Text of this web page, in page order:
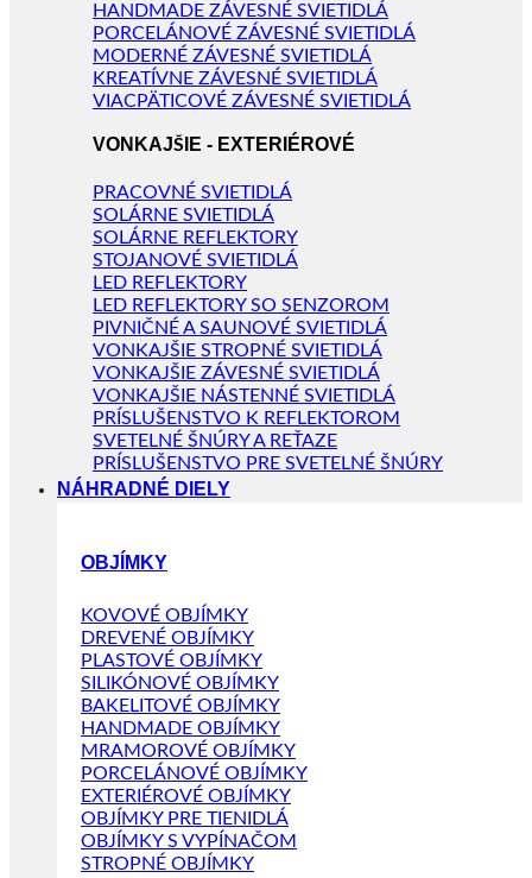
HANDMADE ZÁVESNÉ SVIETIDLÁ
PORCELÁNOVÉ ZÁVESNÉ SVIETIDLÁ
MODERNÉ ZÁVESNÉ SVIETIDLÁ
KREATÍVNE ZÁVESNÉ SVIETIDLÁ
VIACPÄTICOVÉ ZÁVESNÉ SVIETIDLÁ
VONKAJŠIE - EXTERIÉROVÉ
PRACOVNÉ SVIETIDLÁ
SOLÁRNE SVIETIDLÁ
SOLÁRNE REFLEKTORY
STOJANOVÉ SVIETIDLÁ
LED REFLEKTORY
LED REFLEKTORY SO SENZOROM
PIVNIČNÉ A SAUNOVÉ SVIETIDLÁ
VONKAJŠIE STROPNÉ SVIETIDLÁ
VONKAJŠIE ZÁVESNÉ SVIETIDLÁ
VONKAJŠIE NÁSTENNÉ SVIETIDLÁ
PRÍSLUŠENSTVO K REFLEKTOROM
SVETELNÉ ŠNÚRY A REŤAZE
PRÍSLUŠENSTVO PRE SVETELNÉ ŠNÚRY
NÁHRADNÉ DIELY
OBJÍMKY
KOVOVÉ OBJÍMKY
DREVENÉ OBJÍMKY
PLASTOVÉ OBJÍMKY
SILIKÓNOVÉ OBJÍMKY
BAKELITOVÉ OBJÍMKY
HANDMADE OBJÍMKY
MRAMOROVÉ OBJÍMKY
PORCELÁNOVÉ OBJÍMKY
EXTERIÉROVÉ OBJÍMKY
OBJÍMKY PRE TIENIDLÁ
OBJÍMKY S VYPÍNAČOM
STROPNÉ OBJÍMKY